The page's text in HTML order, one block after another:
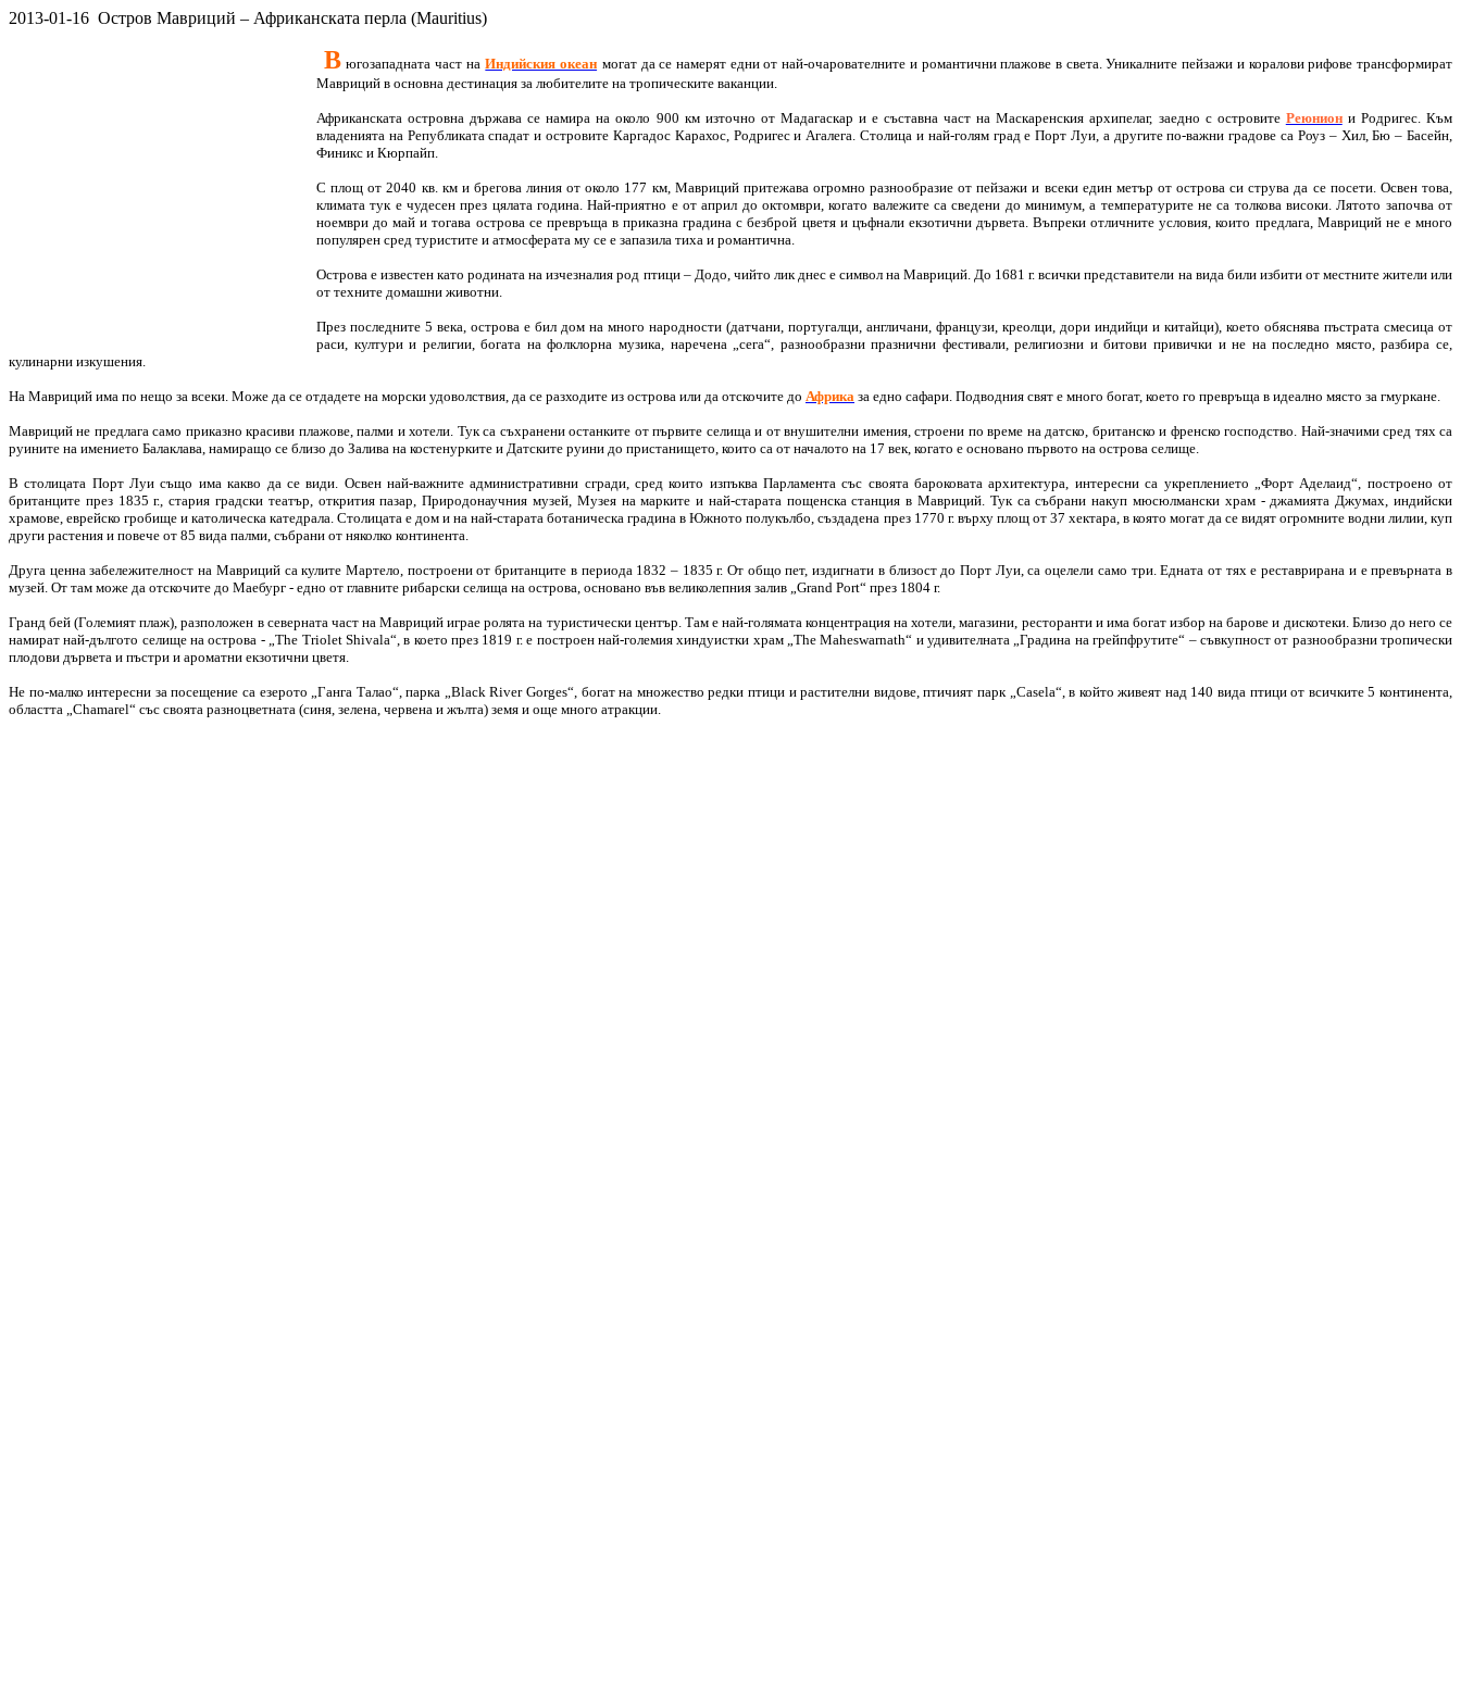
2013-01-16 Остров Мавриций – Африканската перла (Mauritius)
В югозападната част на Индийския океан могат да се намерят едни от най-очарователните и романтични плажове в света. Уникалните пейзажи и коралови рифове трансформират
Мавриций в основна дестинация за любителите на тропическите ваканции.
Африканската островна държава се намира на около 900 км източно от Мадагаскар и е съставна част на Маскаренския архипелаг, заедно с островите Реюниони Родригес. Към
владенията на Републиката спадат и островите Каргадос Карахос, Родригес и Агалега. Столица и най-голям град е Порт Луи, а другите по-важни градове са Роуз – Хил, Бю – Басейн,
Финикс и Кюрпайп.
С площ от 2040 кв. км и брегова линия от около 177 км, Мавриций притежава огромно разнообразие от пейзажи и всеки един метър от острова си струва да се посети. Освен това,
климата тук е чудесен през цялата година. Най-приятно е от април до октомври, когато валежите са сведени до минимум, а температурите не са толкова високи. Лятото започва от
ноември до май и тогава острова се превръща в приказна градина с безброй цветя и цъфнали екзотични дървета. Въпреки отличните условия, които предлага, Мавриций не е много
популярен сред туристите и атмосферата му се е запазила тиха и романтична.
Острова е известен като родината на изчезналия род птици – Додо, чийто лик днес е символ на Мавриций. До 1681 г. всички представители на вида били избити от местните жители или
от техните домашни животни.
През последните 5 века, острова е бил дом на много народности (датчани, португалци, англичани, французи, креолци, дори индийци и китайци), което обяснява пъстрата смесица от
раси, култури и религии, богата на фолклорна музика, наречена „сега“, разнообразни празнични фестивали, религиозни и битови привички и не на последно място, разбира се,
кулинарни изкушения.
На Мавриций има по нещо за всеки. Може да се отдадете на морски удоволствия, да се разходите из острова или да отскочите до Африка за едно сафари. Подводния свят е много богат, което го превръща в идеално място за гмуркане.
Мавриций не предлага само приказно красиви плажове, палми и хотели. Тук са съхранени останките от първите селища и от внушителни имения, строени по време на датско, британско и френско господство. Най-значими сред тях са
руините на имението Балаклава, намиращо се близо до Залива на костенурките и Датските руини до пристанището, които са от началото на 17 век, когато е основано първото на острова селище.
В столицата Порт Луи също има какво да се види. Освен най-важните административни сгради, сред които изпъква Парламента със своята бароковата архитектура, интересни са укреплението „Форт Аделаид“, построено от
британците през 1835 г., стария градски театър, открития пазар, Природонаучния музей, Музея на марките и най-старата пощенска станция в Мавриций. Тук са събрани накуп мюсюлмански храм - джамията Джумах, индийски
храмове, еврейско гробище и католическа катедрала. Столицата е дом и на най-старата ботаническа градина в Южното полукълбо, създадена през 1770 г. върху площ от 37 хектара, в която могат да се видят огромните водни лилии, куп
други растения и повече от 85 вида палми, събрани от няколко континента.
Друга ценна забележителност на Мавриций са кулите Мартело, построени от британците в периода 1832 – 1835 г. От общо пет, издигнати в близост до Порт Луи, са оцелели само три. Едната от тях е реставрирана и е превърната в
музей. От там може да отскочите до Маебург - едно от главните рибарски селища на острова, основано във великолепния залив „Grand Port“ през 1804 г.
Гранд бей (Големият плаж), разположен в северната част на Мавриций играе ролята на туристически център. Там е най-голямата концентрация на хотели, магазини, ресторанти и има богат избор на барове и дискотеки. Близо до него се
намират най-дългото селище на острова - „The Triolet Shivala“, в което през 1819 г. е построен най-големия хиндуистки храм „The Maheswarnath“ и удивителната „Градина на грейпфрутите“ – съвкупност от разнообразни тропически
плодови дървета и пъстри и ароматни екзотични цветя.
Не по-малко интересни за посещение са езерото „Ганга Талао“, парка „Black River Gorges“, богат на множество редки птици и растителни видове, птичият парк „Casela“, в който живеят над 140 вида птици от всичките 5 континента,
областта „Chamarel“ със своята разноцветната (синя, зелена, червена и жълта) земя и още много атракции.